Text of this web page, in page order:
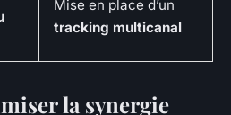
Mise en place d’un
tracking multicanal
la synergie